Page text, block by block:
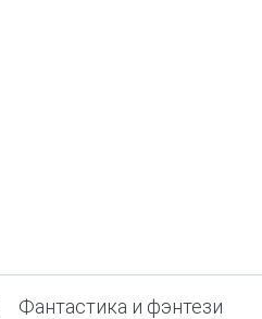
Фантастика и фэнтези